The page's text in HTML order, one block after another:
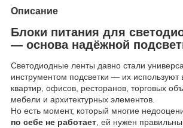
Описание
Блоки питания для
— основа надёжной
Светодиодные ленты давно стали
инструментом подсветки — их используют
квартир, офисов, ресторанов, торговых
мебели и архитектурных элементов.
Но есть момент, который многие
по себе не работает, ей нужен